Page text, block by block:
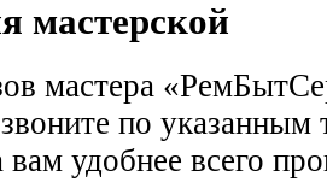
мастерской
мастера
по указанным
вам удобнее всего